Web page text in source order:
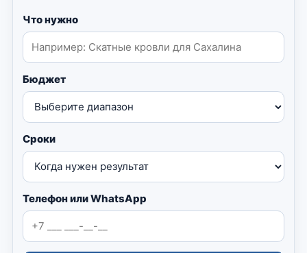
Что нужно
Бюджет
Сроки
Телефон или WhatsApp